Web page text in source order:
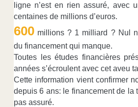
ligne n’est en rien assuré, avec
centaines de millions d’euros.
600 millions ? 1 milliard ? Nul
du financement qui manque.
Toutes les études financières
années s’écroulent avec cet aveu
Cette information vient confirmer
depuis 6 ans: le financement de la
pas assuré.